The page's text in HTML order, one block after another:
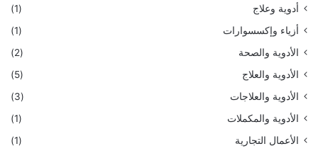
أدوية وعلاج
(1)
أزياء وإكسسوارات
(1)
الأدوية والصحة
(2)
الأدوية والعلاج
(5)
الأدوية والعلاجات
(3)
الأدوية والمكملات
(1)
الأعمال التجارية
(1)